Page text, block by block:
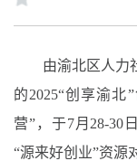
由渝北区人力
的2025“创享渝北
营”，于7月28-30
“源来好创业”资源